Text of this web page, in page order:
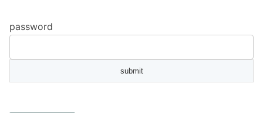
password